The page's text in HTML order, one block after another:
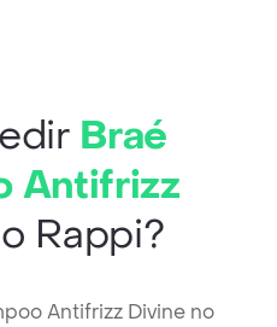
Braé
Antifrizz
Rappi?
Antifrizz Divine no